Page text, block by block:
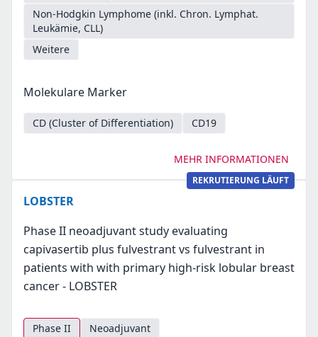
Non-Hodgkin Lymphome (inkl. Chron. Lymphat.
Leukämie, CLL)
Weitere
Molekulare Marker
CD (Cluster of Differentiation) CD19
MEHR INFORMATIONEN
REKRUTIERUNG LÄUFT
LOBSTER
Phase II neoadjuvant study evaluating
capivasertib plus fulvestrant vs fulvestrant in
patients with with primary high-risk lobular breast
cancer - LOBSTER
Phase II Neoadjuvant